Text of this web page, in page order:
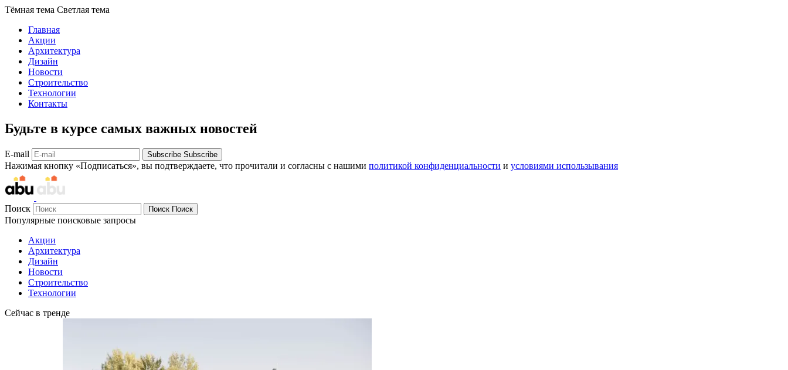
Тёмная тема Светлая тема
Главная
Акции
Архитектура
Дизайн
Новости
Строительство
Технологии
Контакты
Будьте в курсе самых важных новостей
E-mail Subscribe Subscribe
Нажимая кнопку «Подписаться», вы подтверждаете, что прочитали и согласны с нашими политикой конфиденциальности и условиями использывания
Поиск Поиск Поиск
Популярные поисковые запросы
Акции
Архитектура
Дизайн
Новости
Строительство
Технологии
Сейчас в тренде